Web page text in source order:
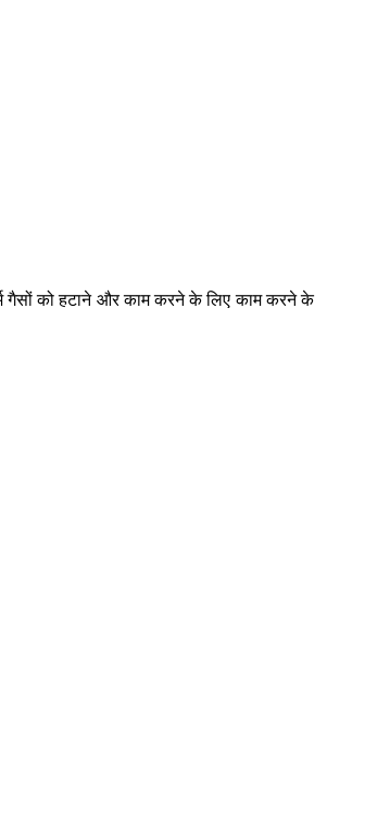
गैसों को हटाने और काम करने के लिए काम करने के